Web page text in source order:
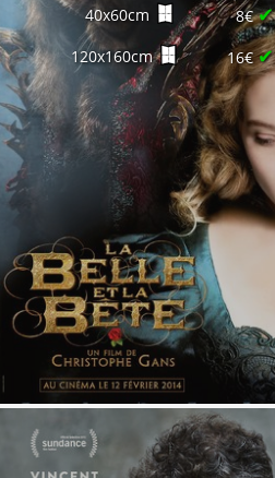
40x60cm 8€✔
120x160cm 16€✔